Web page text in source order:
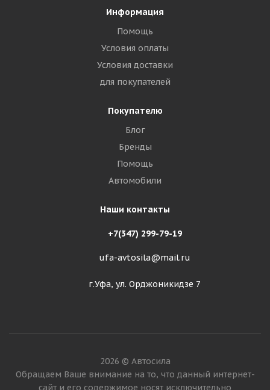
Информация
Помощь
Условия оплаты
Условия доставки
для покупателей
Покупателю
Блог
Бренды
Помощь
Автомобили
Наши контакты
+7(347) 299-79-19
ufa-avtosila@mail.ru
г.Уфа, ул. Орджоникидзе 7
2026 © Автосила
Обращаем Ваше внимание на то, что данный интернет-
сайт и его содержимое носят исключительно